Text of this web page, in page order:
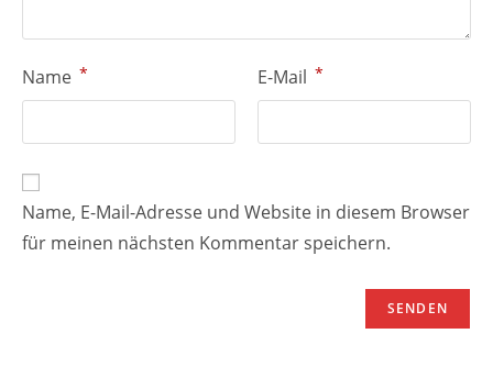
Name * E-Mail *
Name, E-Mail-Adresse und Website in diesem Browser
für meinen nächsten Kommentar speichern.